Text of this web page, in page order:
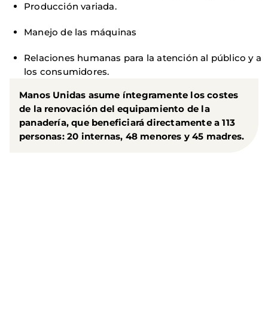
Producción variada.
Manejo de las máquinas
Relaciones humanas para la atención al público y a
los consumidores.
Manos Unidas asume íntegramente los costes
de la renovación del equipamiento de la
panadería, que beneficiará directamente a 113
personas: 20 internas, 48 menores y 45 madres.